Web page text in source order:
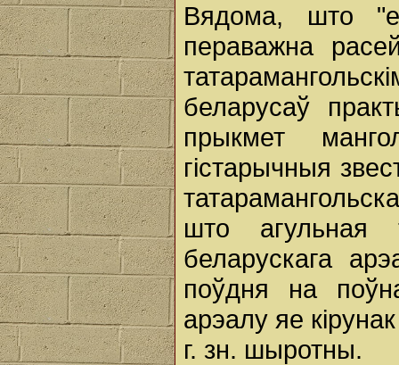
Вядома, што
пераважна
беларусаў
прыкмет
гістарычныя
што агульная
беларускага
поўдня на
арэалу яе
г. зн. шыротны.